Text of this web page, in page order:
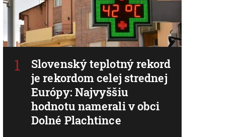
Slovenský teplotný rekord
je rekordom celej strednej
Európy: Najvyššiu
hodnotu namerali v obci
Dolné Plachtince